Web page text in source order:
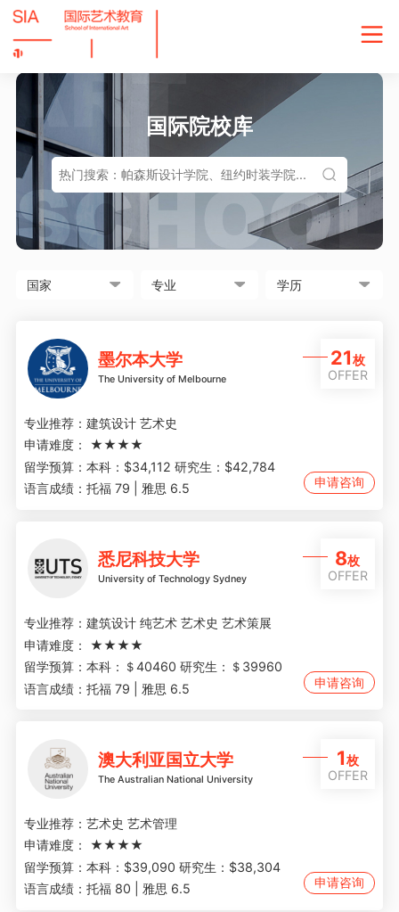
国际院校库
墨尔本大学
The University of Melbourne
21枚
OFFER
专业推荐： 建筑设计 艺术史
申请难度：
★★★★
留学预算： 本科：$34,112 研究生：$42,784
语言成绩： 托福 79 | 雅思 6.5 申请咨询
悉尼科技大学
University of Technology Sydney
8枚
OFFER
专业推荐： 建筑设计 纯艺术 艺术史 艺术策展
申请难度：
★★★★
留学预算： 本科：＄40460 研究生：＄39960
语言成绩： 托福 79 | 雅思 6.5 申请咨询
澳大利亚国立大学
The Australian National University
1枚
OFFER
专业推荐： 艺术史 艺术管理
申请难度：
★★★★
留学预算： 本科：$39,090 研究生：$38,304
语言成绩： 托福 80 | 雅思 6.5 申请咨询